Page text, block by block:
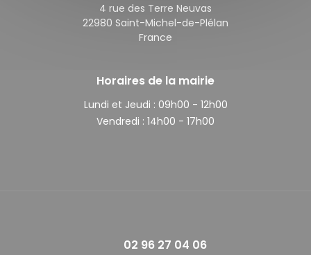
4 rue des Terre Neuvas
22980 Saint-Michel-de-Plélan
France
Horaires de la mairie
Lundi et Jeudi : 09h00 - 12h00
Vendredi : 14h00 - 17h00
02 96 27 04 06